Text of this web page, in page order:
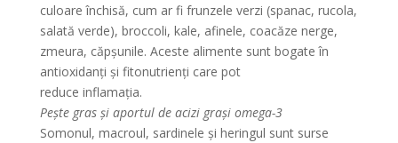
culoare închisă, cum ar fi frunzele verzi (spanac, rucola,
salată verde), broccoli, kale, afinele, coacăze nerge,
zmeura, căpșunile. Aceste alimente sunt bogate în
antioxidanți și fitonutrienți care pot
reduce inflamația.
Pește gras și aportul de acizi grași omega-3
Somonul, macroul, sardinele și heringul sunt surse